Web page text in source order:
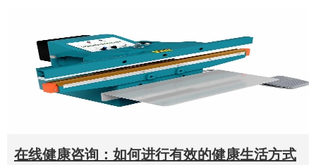
在线健康咨询：如何进行有效的健康生活方式